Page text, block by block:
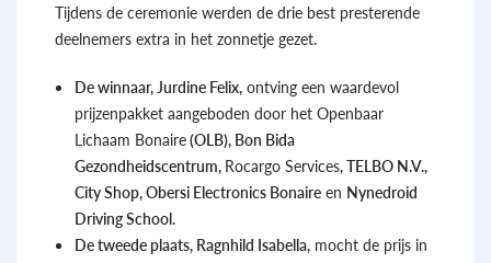
Tijdens de ceremonie werden de drie best presterende
deelnemers extra in het zonnetje gezet.
De winnaar, Jurdine Felix,ontving een waardevol
prijzenpakket aangeboden door het Openbaar
Lichaam Bonaire(OLB), Bon Bida
Gezondheidscentrum, Rocargo Services,TELBO N.V.,
City Shop,Obersi Electronics Bonaireen Nynedroid
Driving School.
De tweede plaats, Ragnhild Isabella,mocht de prijs in